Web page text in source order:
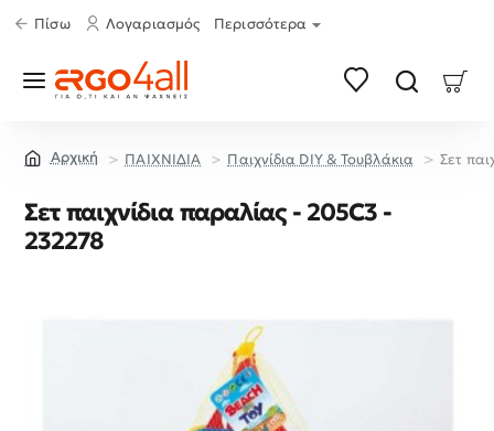
Πίσω Λογαριασμός Περισσότερα
ΠΑΙΧΝΙΔΙΑ Παιχνίδια DIY & Τουβλάκια Σετ
Σετ παιχνίδια παραλίας - 205C3 -
232278